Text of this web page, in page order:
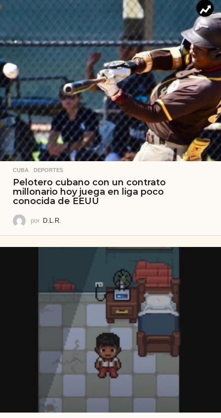
CUBA ,DEPORTES
Pelotero cubano con un contrato
millonario hoy juega en liga poco
conocida de EEUU
por D.L.R.